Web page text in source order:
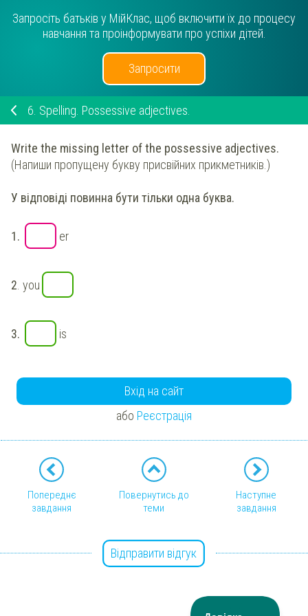
Запросіть батьків у МійКлас, щоб включити їх до процесу
навчання та проінформувати про успіхи дітей.
Запросити
6. Spelling. Possessive adjectives.
Write the missing letter of the possessive adjectives.
(Напиши пропущену букву присвійних прикметників.)
У відповіді повинна бути тільки одна буква.
1. er
2 you
3. is
Вхід на сайт
або Реєстрація
Попереднє
завдання
Повернутись до
теми
Наступне
завдання
Відправити відгук